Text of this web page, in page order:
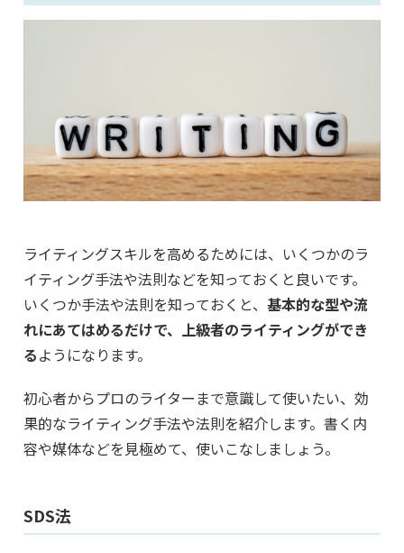
ライティングスキルを高めるためには、いくつかのラ
イティング手法や法則などを知っておくと良いです。
いくつか手法や法則を知っておくと、 基本的な型や流
れにあてはめるだけで、上級者のライティングができ
るようになります。
初心者からプロのライターまで意識して使いたい、効
果的なライティング手法や法則を紹介します。書く内
容や媒体などを見極めて、使いこなしましょう。
SDS法